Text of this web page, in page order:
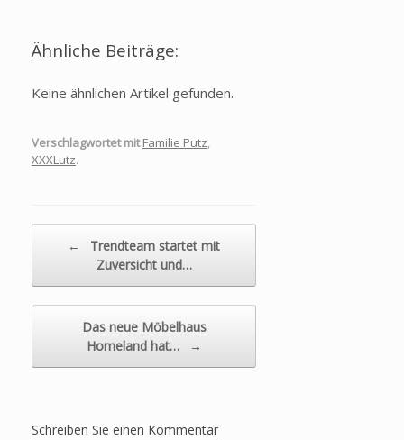
Ähnliche Beiträge:
Keine ähnlichen Artikel gefunden.
Verschlagwortet mit Familie Putz,
XXXLutz.
←
Trendteam startet mit
Zuversicht und…
Das neue Möbelhaus
Homeland hat…
→
Schreiben Sie einen Kommentar